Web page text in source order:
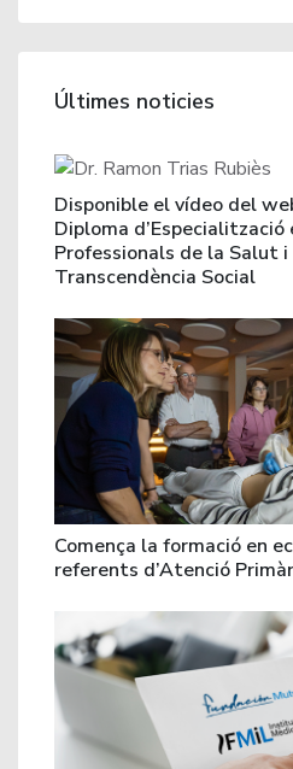
Últimes noticies
Disponible el vídeo del
Diploma
Professionals de la Salut
Transcendència Social
Comença la formació en
referents d’Atenció